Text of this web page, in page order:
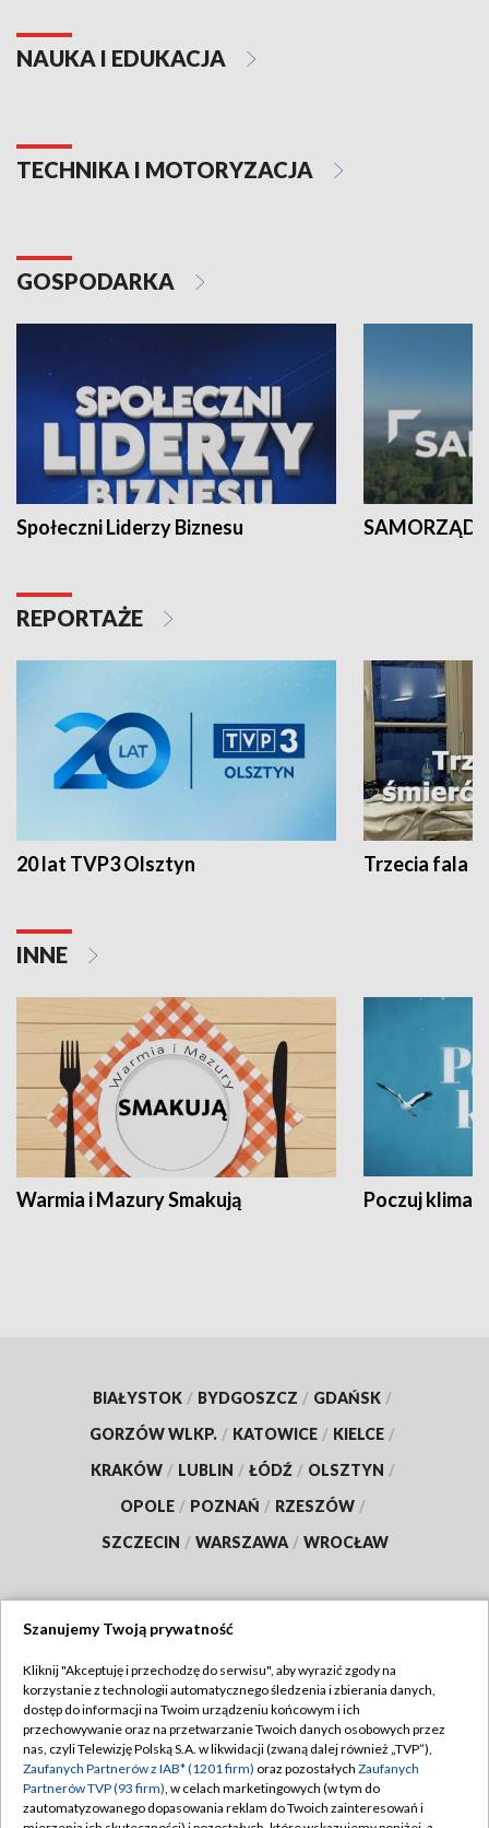
NAUKA I EDUKACJA
TECHNIKA I MOTORYZACJA
GOSPODARKA
Społeczni Liderzy Biznesu SAMORZĄD
REPORTAŻE
20 lat TVP3 Olsztyn Trzecia fala -
INNE
Warmia i Mazury Smakują Poczuj klimat
BIAŁYSTOK / BYDGOSZCZ / GDAŃSK /
GORZÓW WLKP. / KATOWICE / KIELCE /
KRAKÓW / LUBLIN / ŁÓDŹ / OLSZTYN /
OPOLE / POZNAŃ / RZESZÓW /
SZCZECIN / WARSZAWA / WROCŁAW
TVP
Abonament TVP
Emisja w TVP
Centrum informacji TVP
Regulamin TVP
Polityka prywatności
Moje zgody
Szanujemy Twoją prywatność
Kliknij "Akceptuję i przechodzę do serwisu", aby wyrazić zgody na
korzystanie z technologii automatycznego śledzenia i zbierania danych,
dostęp do informacji na Twoim urządzeniu końcowym i ich
przechowywanie oraz na przetwarzanie Twoich danych osobowych przez
nas, czyli Telewizję Polską S.A. w likwidacji (zwaną dalej również „TVP”),
Zaufanych Partnerów z IAB* (1201 firm) oraz pozostałych Zaufanych
Partnerów TVP (93 firm), w celach marketingowych (w tym do
zautomatyzowanego dopasowania reklam do Twoich zainteresowań i